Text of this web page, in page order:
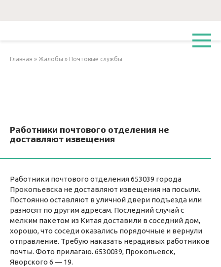
Главная » Жалобы » Почтовые службы
Работники почтового отделения не
доставляют извещения
Работники почтового отделения 653039 города
Прокопьевска не доставляют извещения на посыли.
Постоянно оставляют в уличной двери подъезда или
разносят по другим адресам. Последний случай с
мелким пакетом из Китая доставили в соседний дом,
хорошо, что соседи оказались порядочные и вернули
отправление. Требую наказать нерадивых работников
почты. Фото прилагаю. 6530039, Прокопьевск,
Яворского 6 — 19.